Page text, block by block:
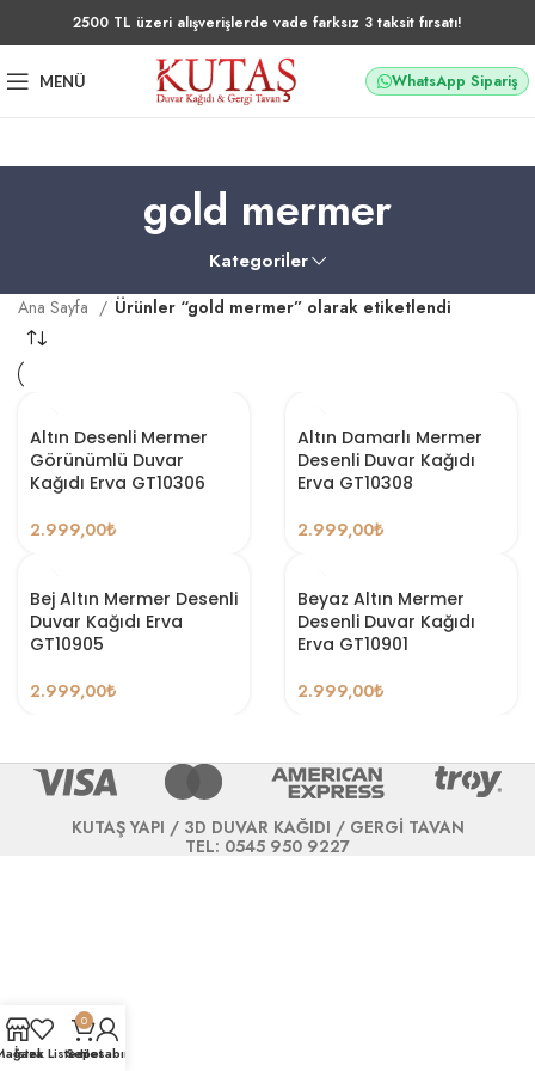
2500 TL üzeri alışverişlerde vade farksız 3 taksit fırsatı!
MENÜ WhatsApp Sipariş
gold mermer
Kategoriler
Ana Sayfa Ürünler “gold mermer” olarak etiketlendi
Altın Desenli Mermer
Görünümlü Duvar
Kağıdı Erva GT10306
2.999,00₺
Altın Damarlı Mermer
Desenli Duvar Kağıdı
Erva GT10308
2.999,00₺
Bej Altın Mermer Desenli
Duvar Kağıdı Erva
GT10905
2.999,00₺
Beyaz Altın Mermer
Desenli Duvar Kağıdı
Erva GT10901
2.999,00₺
KUTAŞ YAPI / 3D DUVAR KAĞIDI / GERGİ TAVAN
TEL: 0545 950 9227
İstek Listesi
0
Sepet
Hesabım